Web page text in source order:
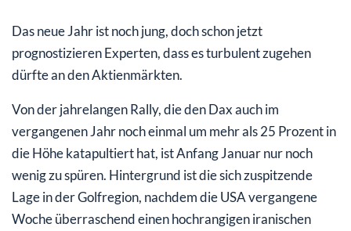
Steigender Ölpreis zeigt erste Auswirkungen
Das neue Jahr ist noch jung, doch schon jetzt
prognostizieren Experten, dass es turbulent zugehen
dürfte an den Aktienmärkten.
Von der jahrelangen Rally, die den Dax auch im
vergangenen Jahr noch einmal um mehr als 25 Prozent in
die Höhe katapultiert hat, ist Anfang Januar nur noch
wenig zu spüren. Hintergrund ist die sich zuspitzende
Lage in der Golfregion, nachdem die USA vergangene
Woche überraschend einen hochrangigen iranischen